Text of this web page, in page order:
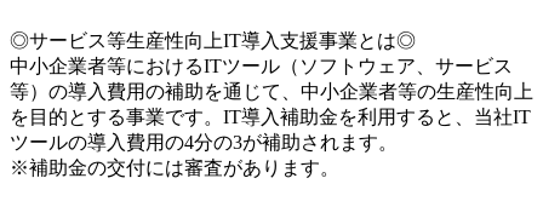
◎サービス等生産性向上IT導入支援事業とは◎
中小企業者等におけるITツール（ソフトウェア、サービス
等）の導入費用の補助を通じて、中小企業者等の生産性向上
を目的とする事業です。IT導入補助金を利用すると、当社IT
ツールの導入費用の4分の3が補助されます。
※補助金の交付には審査があります。